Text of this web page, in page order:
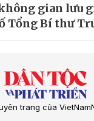
gian lưu
Tổng Bí thư
trang của